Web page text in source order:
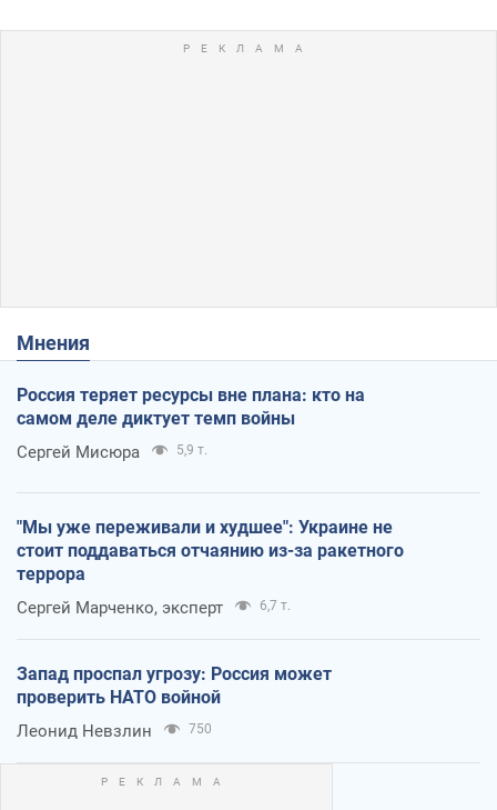
Мнения
Россия теряет ресурсы вне плана: кто на
самом деле диктует темп войны
Сергей Мисюра 5,9 т.
"Мы уже переживали и худшее": Украине не
стоит поддаваться отчаянию из-за ракетного
террора
Сергей Марченко, эксперт 6,7 т.
Запад проспал угрозу: Россия может
проверить НАТО войной
Леонид Невзлин 750